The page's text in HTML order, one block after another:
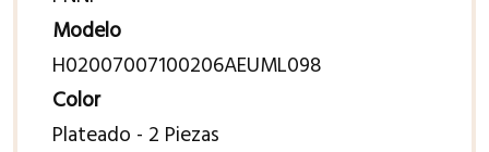
Modelo
H02007007100206AEUML098
Color
Plateado - 2 Piezas